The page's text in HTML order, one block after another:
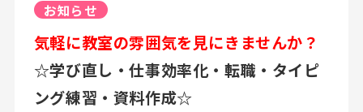
お知らせ
気軽に教室の雰囲気を見にきませんか？
☆学び直し・仕事効率化・転職・タイピ
ング練習・資料作成☆